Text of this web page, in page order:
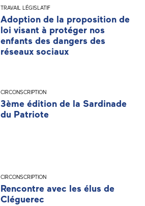
TRAVAIL LÉGISLATIF
Adoption de la proposition de
loi visant à protéger nos
enfants des dangers des
réseaux sociaux
CIRCONSCRIPTION
3ème édition de la Sardinade
du Patriote
CIRCONSCRIPTION
Rencontre avec les élus de
Cléguerec